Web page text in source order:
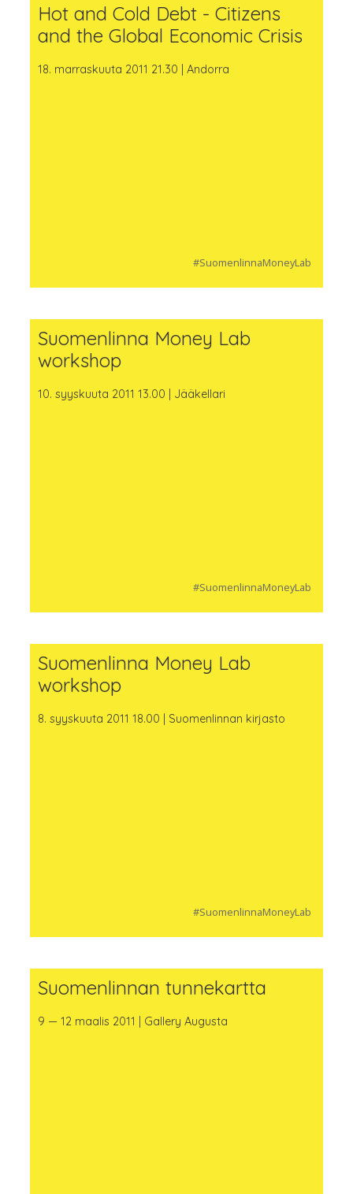
Hot and Cold Debt - Citizens
and the Global Economic Crisis
18. marraskuuta 2011 21.30 | Andorra
#SuomenlinnaMoneyLab
Suomenlinna Money Lab
workshop
10. syyskuuta 2011 13.00 | Jääkellari
#SuomenlinnaMoneyLab
Suomenlinna Money Lab
workshop
8. syyskuuta 2011 18.00 | Suomenlinnan kirjasto
#SuomenlinnaMoneyLab
Suomenlinnan tunnekartta
9 — 12 maalis 2011 | Gallery Augusta